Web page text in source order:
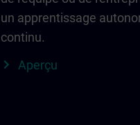
un apprentissage
continu.
Aperçu